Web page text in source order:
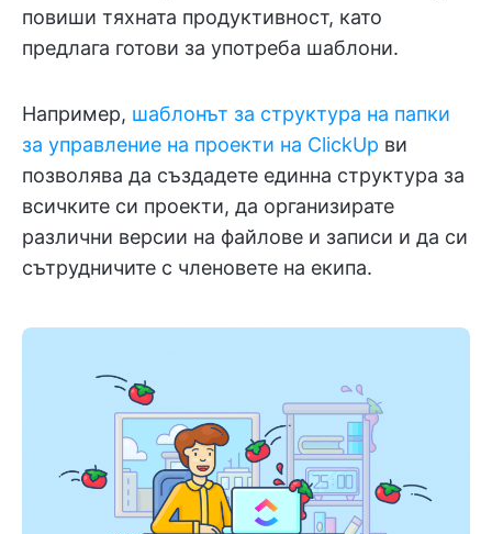
повиши тяхната продуктивност, като
предлага готови за употреба шаблони.
Например, шаблонът за структура на папки
за управление на проекти на ClickUp ви
позволява да създадете единна структура за
всичките си проекти, да организирате
различни версии на файлове и записи и да си
сътрудничите с членовете на екипа.